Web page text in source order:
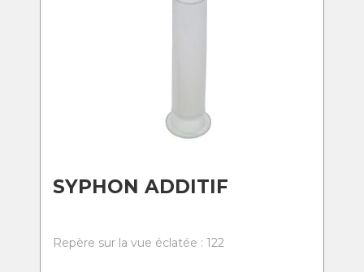
SYPHON ADDITIF
Repère sur la vue éclatée : 122